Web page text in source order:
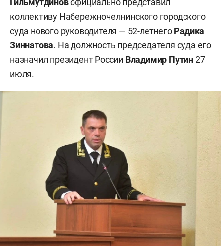
коллективу Набережночелнинского городского
суда нового руководителя — 52-летнегоРадика
Зиннатова. На должность председателя суда его
назначил президент России Владимир Путин27
июля.